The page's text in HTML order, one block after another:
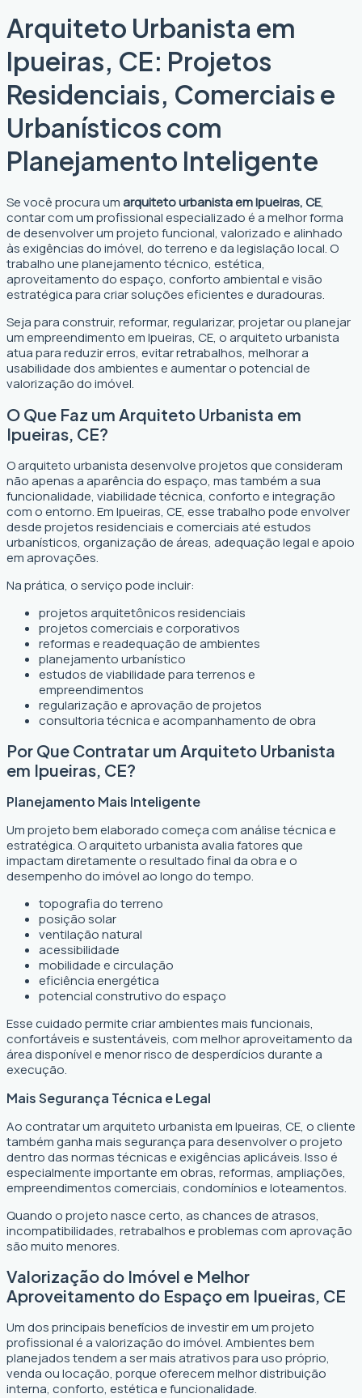
Arquiteto Urbanista em
Ipueiras, CE: Projetos
Residenciais, Comerciais e
Urbanísticos com
Planejamento Inteligente
Se você procura umarquiteto urbanista em Ipueiras, CE,
contar com um profissional especializado é a melhor forma
de desenvolver um projeto funcional, valorizado e alinhado
às exigências do imóvel, do terreno e da legislação local. O
trabalho une planejamento técnico, estética,
aproveitamento do espaço, conforto ambiental e visão
estratégica para criar soluções eficientes e duradouras.
Seja para construir, reformar, regularizar, projetar ou planejar
um empreendimento em Ipueiras, CE, o arquiteto urbanista
atua para reduzir erros, evitar retrabalhos, melhorar a
usabilidade dos ambientes e aumentar o potencial de
valorização do imóvel.
O Que Faz um Arquiteto Urbanista em
Ipueiras, CE?
O arquiteto urbanista desenvolve projetos que consideram
não apenas a aparência do espaço, mas também a sua
funcionalidade, viabilidade técnica, conforto e integração
com o entorno. Em Ipueiras, CE, esse trabalho pode envolver
desde projetos residenciais e comerciais até estudos
urbanísticos, organização de áreas, adequação legal e apoio
em aprovações.
Na prática, o serviço pode incluir:
projetos arquitetônicos residenciais
projetos comerciais e corporativos
reformas e readequação de ambientes
planejamento urbanístico
estudos de viabilidade para terrenos e
empreendimentos
regularização e aprovação de projetos
consultoria técnica e acompanhamento de obra
Por Que Contratar um Arquiteto Urbanista
em Ipueiras, CE?
Planejamento Mais Inteligente
Um projeto bem elaborado começa com análise técnica e
estratégica. O arquiteto urbanista avalia fatores que
impactam diretamente o resultado final da obra e o
desempenho do imóvel ao longo do tempo.
topografia do terreno
posição solar
ventilação natural
acessibilidade
mobilidade e circulação
eficiência energética
potencial construtivo do espaço
Esse cuidado permite criar ambientes mais funcionais,
confortáveis e sustentáveis, com melhor aproveitamento da
área disponível e menor risco de desperdícios durante a
execução.
Mais Segurança Técnica e Legal
Ao contratar um arquiteto urbanista em Ipueiras, CE, o cliente
também ganha mais segurança para desenvolver o projeto
dentro das normas técnicas e exigências aplicáveis. Isso é
especialmente importante em obras, reformas, ampliações,
empreendimentos comerciais, condomínios e loteamentos.
Quando o projeto nasce certo, as chances de atrasos,
incompatibilidades, retrabalhos e problemas com aprovação
são muito menores.
Valorização do Imóvel e Melhor
Aproveitamento do Espaço em Ipueiras, CE
Um dos principais benefícios de investir em um projeto
profissional é a valorização do imóvel. Ambientes bem
planejados tendem a ser mais atrativos para uso próprio,
venda ou locação, porque oferecem melhor distribuição
interna, conforto, estética e funcionalidade.